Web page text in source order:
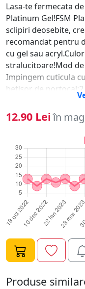
Lasa-te fermecata
Platinum Gel!FSM
sclipiri deosebite,
recomandat pentru
cu gel sau
stralucitoare!Mod de
Impingem cuticula
betisor de
bit flacara/picatura
unghia naturala cu
240 grit;4. Curatam
maini si apoi
prep/dehidrator pe
primer fara acid
distanta de 1 mm
intr-un strat foarte
cuticula si uscam in
120 sec;8. Aplicam
constructie
Aplicam celelalte
manichiura
UV;Compatibilitate:
de polimerizare: 2-3
LED;Nume Brand:
12.90 Lei în
Produse